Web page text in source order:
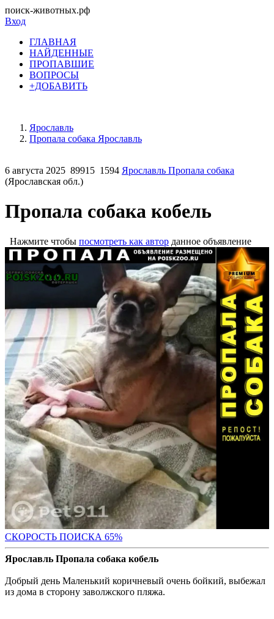
поиск-животных.рф
Вход
ГЛАВНАЯ
НАЙДЕННЫЕ
ПРОПАВШИЕ
ВОПРОСЫ
+ДОБАВИТЬ
Ярославль
Пропала собака Ярославль
6 августа 2025 89915 1594 Ярославль Пропала собака
(Ярославская обл.)
Пропала собака кобель
Нажмите чтобы посмотреть как автор данное объявление
СКОРОСТЬ ПОИСКА 65%
Ярославль Пропала собака кобель
Добрый день Маленький коричневый очень бойкий, выбежал
из дома в сторону заволжского пляжа.